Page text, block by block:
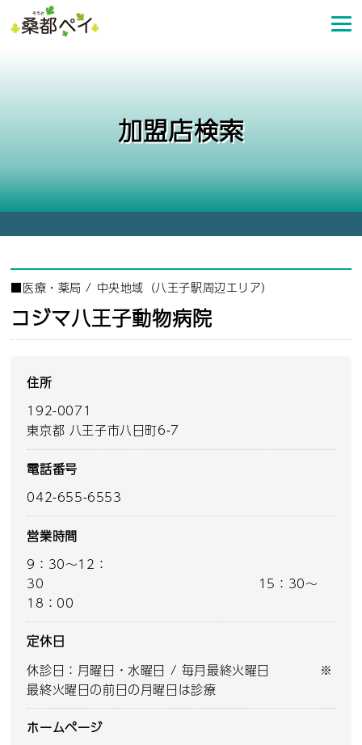
ン
プ
加盟店検索
■医療・薬局 / 中央地域（八王子駅周辺エリア）
コジマ八王子動物病院
住所
192-0071
東京都 八王子市八日町6-7
電話番号
042-655-6553
営業時間
9：30～12：
30 15：30～
18：00
定休日
休診日：月曜日・水曜日 / 毎月最終火曜日 ※
最終火曜日の前日の月曜日は診療
ホームページ